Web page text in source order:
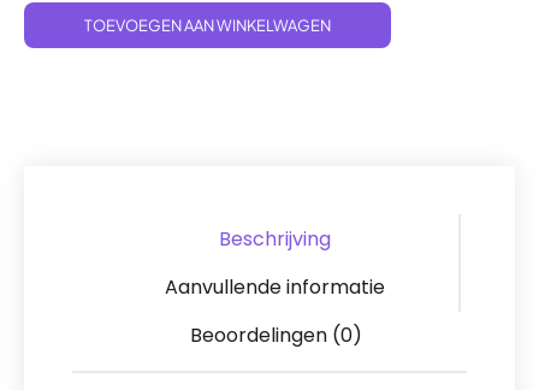
TOEVOEGEN AAN WINKELWAGEN
Beschrijving
Aanvullende informatie
Beoordelingen (0)